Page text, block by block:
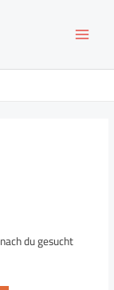
du gesucht